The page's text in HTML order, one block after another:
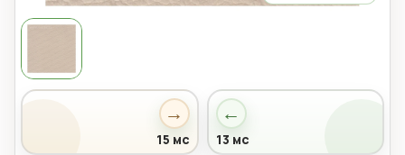
←
13 мс
→
15 мс